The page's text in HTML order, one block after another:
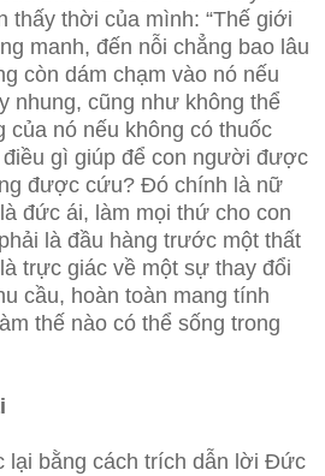
thấy thời của mình: “Thế giới
manh, đến nỗi chẳng bao lâu
còn dám chạm vào nó nếu
nhung, cũng như không thể
nó nếu không có thuốc
gì giúp để con người được
được cứu? Đó chính là nữ
đức ái, làm mọi thứ cho con
là đầu hàng trước một thất
trực giác về một sự thay đổi
cầu, hoàn toàn mang tính
thế nào có thể sống trong
lại bằng cách trích dẫn lời Đức